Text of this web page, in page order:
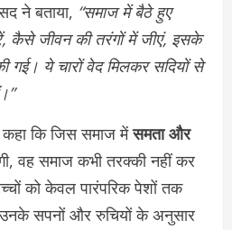
ने बताया, “समाज में बैठे हुए
कैसे जीवन की तरंगों में जीएं, इसके
गई। ये चारों वेद मिलकर सदियों से
कि जिस समाज मेंसमता और
वह समाज कभी तरक्की नहीं कर
को केवल पारंपरिक पेशों तक
सपनों और रुचियों के अनुसार